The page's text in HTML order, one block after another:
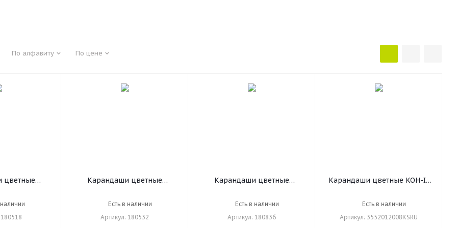
По алфавиту По цене
цветные
Карандаши цветные
цветов, шестигранные,
дерево, 180532
Есть в наличии
Артикул: 180532
Карандаши цветные
цветов, трехгранные,
дерево, 180836
Есть в наличии
Артикул: 180836
Карандаши цветные KOH-I-
шестигранные, натуральное
3552012008KSRU
Есть в наличии
Артикул: 3552012008KSRU